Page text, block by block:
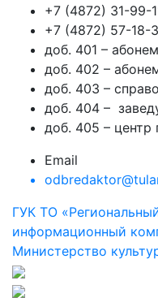
+7 (4872) 31-99-
+7 (4872) 57-18-
доб. 401 –
доб. 402 –
доб. 403 –
доб. 404 –
доб. 405 – центр
Email
ГУК ТО
информационный
Министерство